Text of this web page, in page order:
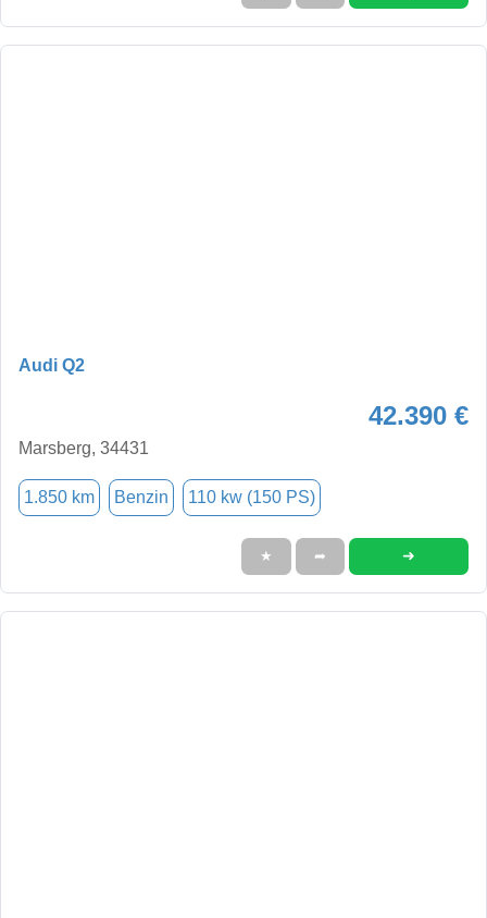
Audi Q2
42.390 €
Marsberg, 34431
1.850 km Benzin 110 kw (150 PS)
★ ➦ ➜